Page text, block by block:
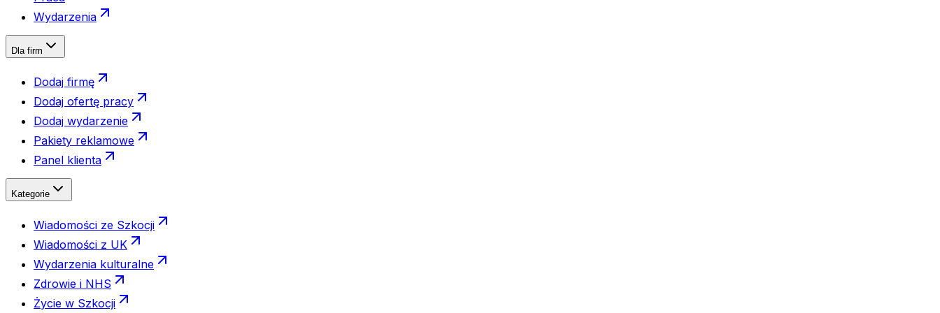
Wydarzenia
Dla firm
Dodaj firmę
Dodaj ofertę pracy
Dodaj wydarzenie
Pakiety reklamowe
Panel klienta
Kategorie
Wiadomości ze Szkocji
Wiadomości z UK
Wydarzenia kulturalne
Zdrowie i NHS
Życie w Szkocji